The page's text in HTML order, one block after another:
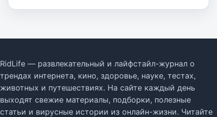
RidLife — развлекательный и лайфстайл-журнал о
трендах интернета, кино, здоровье, науке, тестах,
животных и путешествиях. На сайте каждый день
выходят свежие материалы, подборки, полезные
статьи и вирусные истории из онлайн-жизни. Читайте